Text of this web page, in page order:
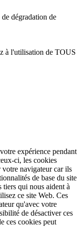
dégradation de
à l'utilisation de TOUS
expérience pendant
ci, les cookies
votre navigateur car ils
de base du site
tiers qui nous aident à
ce site Web. Ces
qu'avec votre
de désactiver ces
ces cookies peut